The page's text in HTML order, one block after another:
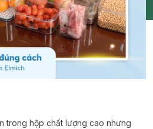
trong hộp chất lượng cao nhưng